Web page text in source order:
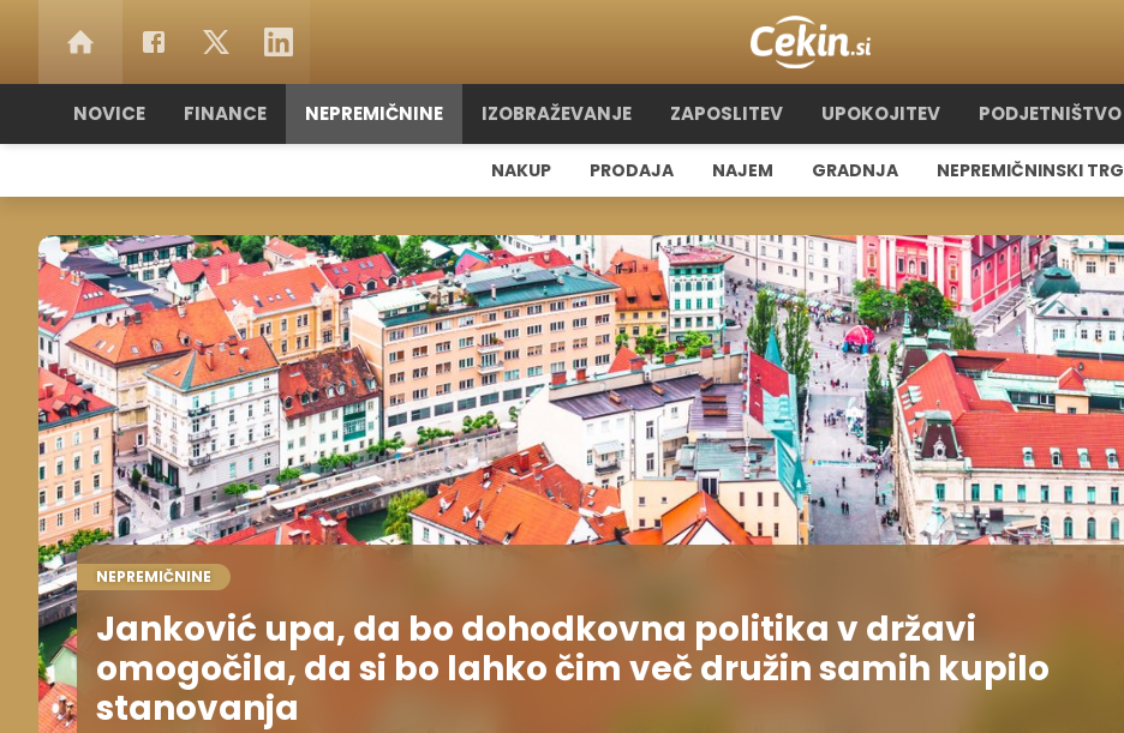
NOVICE FINANCE NEPREMIČNINE IZOBRAŽEVANJE ZAPOSLITEV UPOKOJITEV PODJETNIŠTVO
NAKUP PRODAJA NAJEM GRADNJA NEPREMIČNINSKI TRG
NEPREMIČNINE
Janković upa, da bo dohodkovna politika v državi
omogočila, da si bo lahko čim več družin samih kupilo
stanovanja